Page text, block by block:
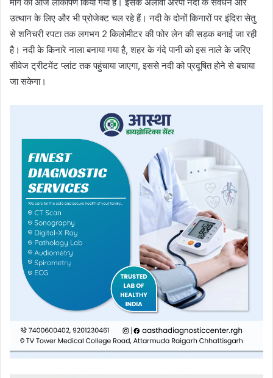
मार्ग का आज लोकार्पण किया गया है। इसके अलावा अरपा नदी के संवर्धन और
उत्थान के लिए और भी प्रोजेक्ट चल रहे हैं। नदी के दोनों किनारों पर इंदिरा सेतु
से शनिचरी रपटा तक लगभग 2 किलोमीटर की फोर लेन की सड़क बनाई जा रही
है। नदी के किनारे नाला बनाया गया है, शहर के गंदे पानी को इस नाले के जरिए
सीवेज ट्रीटमेंट प्लांट तक पहुंचाया जाएगा, इससे नदी को प्रदूषित होने से बचाया
जा सकेगा।